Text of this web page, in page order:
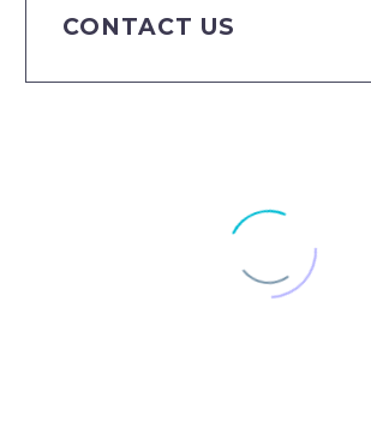
CONTACT US